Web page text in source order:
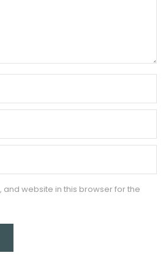
and website in this browser for the